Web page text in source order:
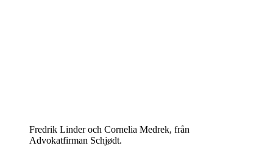
Fredrik Linder och Cornelia Medrek, från
Advokatfirman Schjødt.